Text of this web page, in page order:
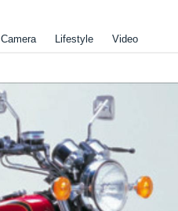
Camera Lifestyle Video